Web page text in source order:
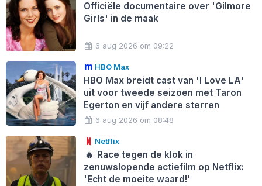
Officiële documentaire over 'Gilmore
Girls' in de maak
6 aug 2026 om 09:22
HBO Max
HBO Max breidt cast van 'I Love LA'
uit voor tweede seizoen met Taron
Egerton en vijf andere sterren
6 aug 2026 om 08:48
Netflix
🔥 Race tegen de klok in
zenuwslopende actiefilm op Netflix:
'Echt de moeite waard!'